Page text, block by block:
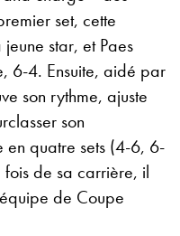
set, cette
star, et Paes
6-4. Ensuite, aidé par
son rythme, ajuste
son
en quatre sets (4-6, 6-
de sa carrière, il
de Coupe